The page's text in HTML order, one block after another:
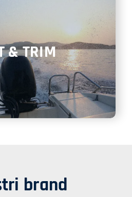
& TRIM
brand